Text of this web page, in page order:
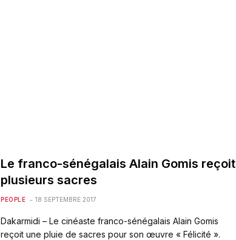
Le franco-sénégalais Alain Gomis reçoit
plusieurs sacres
PEOPLE 18 SEPTEMBRE 2017
Dakarmidi – Le cinéaste franco-sénégalais Alain Gomis
reçoit une pluie de sacres pour son œuvre « Félicité ».